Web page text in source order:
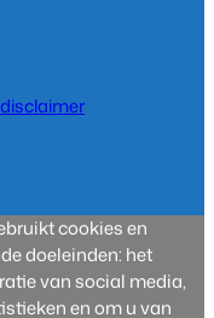
cookies en
doeleinden: het
van social media,
en om u van